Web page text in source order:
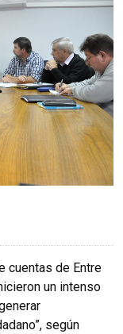
cuentas de Entre
un intenso
según